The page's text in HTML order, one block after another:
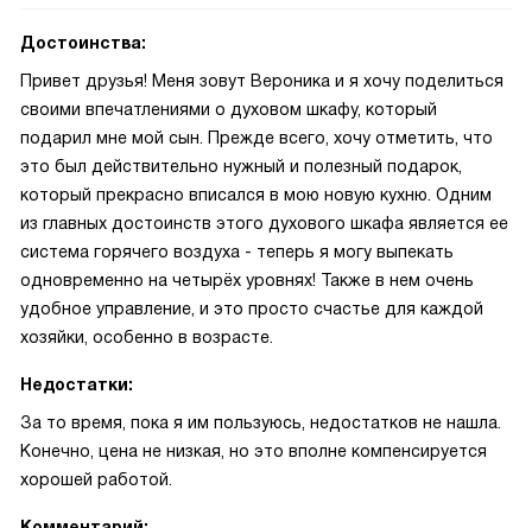
Достоинства:
Привет друзья! Меня зовут Вероника и я хочу поделиться
своими впечатлениями о духовом шкафу, который
подарил мне мой сын. Прежде всего, хочу отметить, что
это был действительно нужный и полезный подарок,
который прекрасно вписался в мою новую кухню. Одним
из главных достоинств этого духового шкафа является ее
система горячего воздуха - теперь я могу выпекать
одновременно на четырёх уровнях! Также в нем очень
удобное управление, и это просто счастье для каждой
хозяйки, особенно в возрасте.
Недостатки:
За то время, пока я им пользуюсь, недостатков не нашла.
Конечно, цена не низкая, но это вполне компенсируется
хорошей работой.